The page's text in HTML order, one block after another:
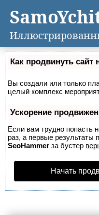
Как продвинуть сайт
Вы создали или только
целый комплекс
Ускорение
Если вам трудно попасть
раз, а первые результаты
SeoHammer за бустер
Начать